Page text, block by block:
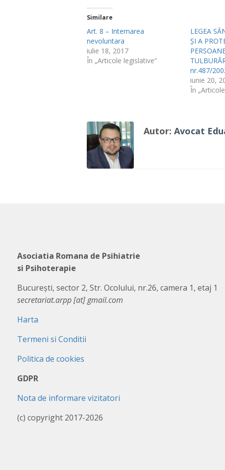
Similare
Art. 8 – Internarea
nevoluntara
iulie 18, 2017
În „Articole legislative”
LEGEA
ȘI A
nr.487/
iunie 20,
În
Autor: Avocat
Asociatia Romana de Psihiatrie
si Psihoterapie
București, sector 2, Str. Ocolului, nr.26, camera 1, etaj 1
secretariat.arpp [at] gmail.com
Harta
Termeni si Conditii
Politica de cookies
GDPR
Nota de informare vizitatori
(c) copyright 2017-2026